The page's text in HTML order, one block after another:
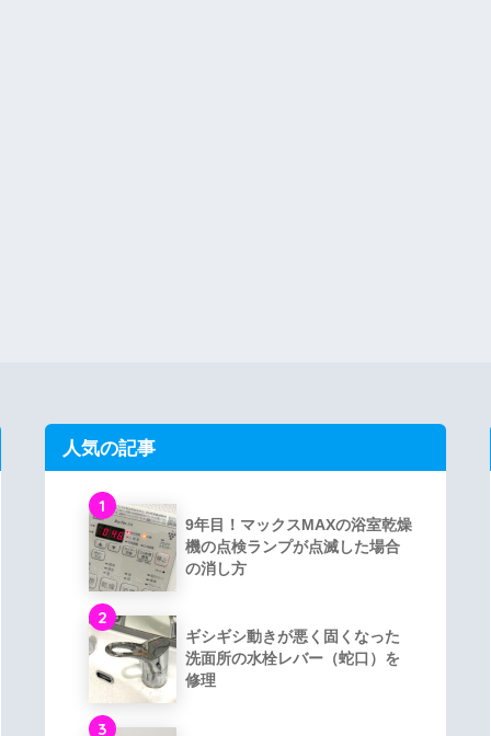
人気の記事
1
9年目！マックスMAXの浴室乾燥
機の点検ランプが点滅した場合
の消し方
2
ギシギシ動きが悪く固くなった
洗面所の水栓レバー（蛇口）を
修理
3